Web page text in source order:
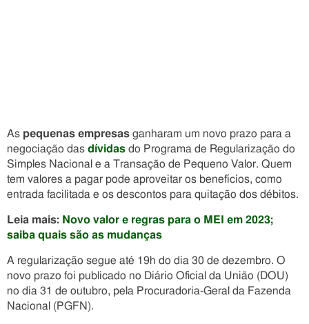
As pequenas empresas ganharam um novo prazo para a
negociação das dívidas do Programa de Regularização do
Simples Nacional e a Transação de Pequeno Valor. Quem
tem valores a pagar pode aproveitar os benefícios, como
entrada facilitada e os descontos para quitação dos débitos.
Leia mais: Novo valor e regras para o MEI em 2023;
saiba quais são as mudanças
A regularização segue até 19h do dia 30 de dezembro. O
novo prazo foi publicado no Diário Oficial da União (DOU)
no dia 31 de outubro, pela Procuradoria-Geral da Fazenda
Nacional (PGFN).